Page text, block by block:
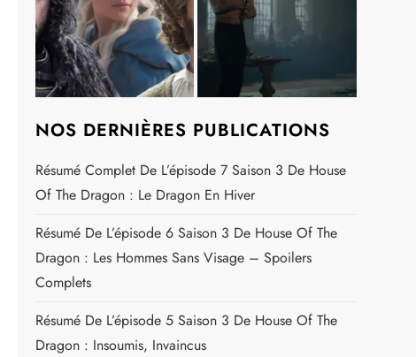
NOS DERNIÈRES PUBLICATIONS
Résumé Complet De L’épisode 7 Saison 3 De House
Of The Dragon : Le Dragon En Hiver
Résumé De L’épisode 6 Saison 3 De House Of The
Dragon : Les Hommes Sans Visage – Spoilers
Complets
Résumé De L’épisode 5 Saison 3 De House Of The
Dragon : Insoumis, Invaincus